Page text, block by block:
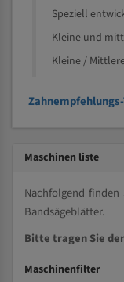
Speziell
Kleine und
Kleine /
Maschinen liste
Nachfolgend
Bandsägeblätter.
Bitte tragen Sie
Maschinenfilter